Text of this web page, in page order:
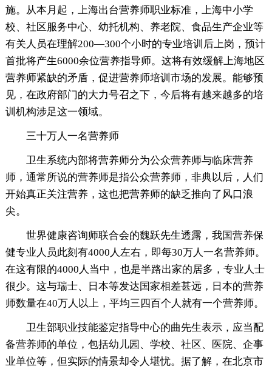
施。从本月起，上海出台营养师职业标准，上海中小学
校、社区服务中心、幼托机构、养老院、食品生产企业等
有关人员在理解200—300个小时的专业培训后上岗，预计
首批将产生6000余位营养指导师。这将有效缓解上海地区
营养师紧缺的矛盾，促进营养师培训市场的发展。能够预
见，在政府部门的大力号召之下，今后将有越来越多的培
训机构涉足这一领域。
三十万人一名营养师
卫生系统内部将营养师分为公众营养师与临床营养
师，通常所说的营养师是指公众营养师，非典以后，人们
开始真正关注营养，这也把营养师的缺乏推向了风口浪
尖。
世界健康咨询师联合会的魏跃先生透露，我国营养保
健专业人员此刻有4000人左右，即每30万人一名营养师。
在这有限的4000人当中，也是半路出家的居多，专业人士
很少。这与瑞士、日本等发达国家相差甚远，日本的营养
师数量在40万人以上，平均三四百个人就有一个营养师。
卫生部职业技能鉴定指导中心的曲先生表示，应当配
备营养师的单位，包括幼儿园、学校、社区、医院、企事
业单位等，但实际的情景却令人堪忧。据了解，在北京市